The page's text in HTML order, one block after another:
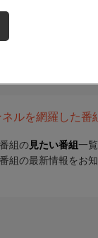
ルを網羅した番
組の 見たい番組 一
組の最新情報をお